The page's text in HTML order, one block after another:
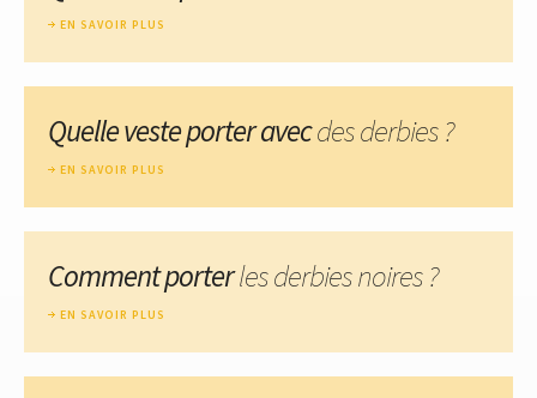
EN SAVOIR PLUS
Quelle veste porter avecdes derbies ?
EN SAVOIR PLUS
Comment porterles derbies noires ?
EN SAVOIR PLUS